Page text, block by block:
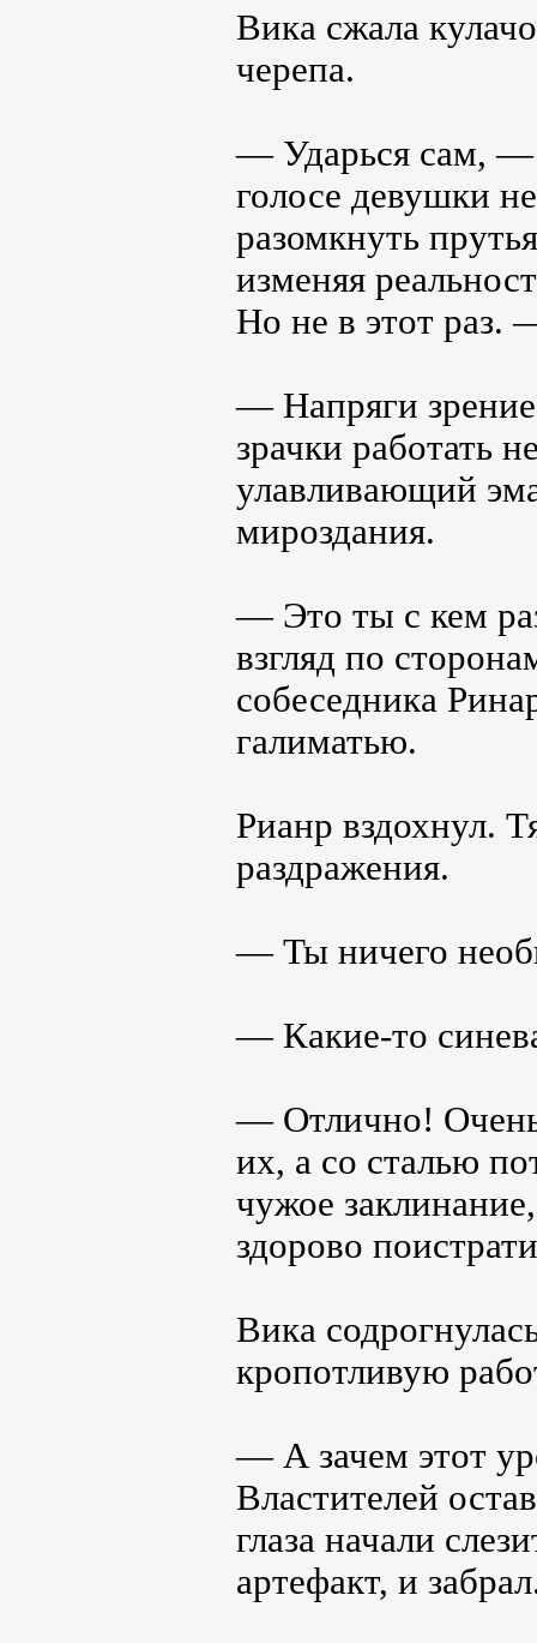
Вика сжала
черепа.
— Ударься сам, —
голосе девушки
разомкнуть
изменяя
Но не в этот раз.
— Напряги
зрачки работать
улавливающий
мироздания.
— Это ты с кем
взгляд по
собеседника
галиматью.
Рианр вздохнул.
раздражения.
— Ты ничего
— Какие-то
— Отлично!
их, а со сталью
чужое
здорово
Вика
кропотливую
— А зачем этот
Властителей
глаза начали
артефакт, и